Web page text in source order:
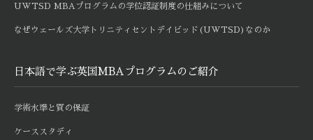
UWTSD MBAプログラムの学位認証制度の仕組みについて
なぜウェールズ大学トリニティセントデイビッド(UWTSD)なのか
日本語で学ぶ英国MBAプログラムのご紹介
学術水準と質の保証
ケーススタディ